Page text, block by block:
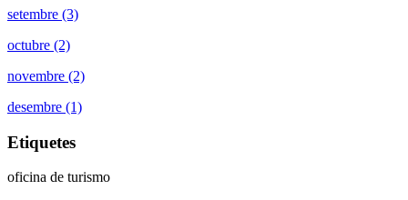
setembre (3)
octubre (2)
novembre (2)
desembre (1)
Etiquetes
oficina de turismo